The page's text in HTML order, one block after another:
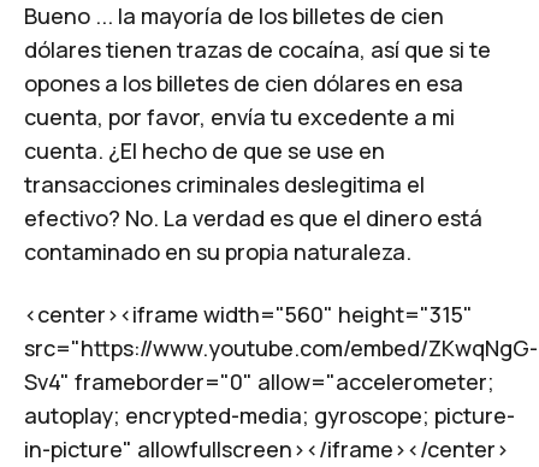
Bueno ... la mayoría de los billetes de cien
dólares tienen trazas de cocaína, así que si te
opones a los billetes de cien dólares en esa
cuenta, por favor, envía tu excedente a mi
cuenta. ¿El hecho de que se use en
transacciones criminales deslegitima el
efectivo? No. La verdad es que el dinero está
contaminado en su propia naturaleza.
<center><iframe width="560" height="315"
src="https://www.youtube.com/embed/ZKwqNgG-
Sv4" frameborder="0" allow="accelerometer;
autoplay; encrypted-media; gyroscope; picture-
in-picture" allowfullscreen></iframe></center>